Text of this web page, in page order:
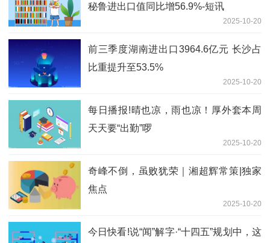
秘鲁进出口值同比增56.9%-短讯
2025-10-20
前三季度湖南进出口3964.6亿元 长沙占
比重提升至53.5%
2025-10-20
每日播报!晴也凉，雨也凉！厚外套本周
天天要“出勤”啰
2025-10-20
奇峰不倒，虽败犹荣｜湘超辉常策|独家
焦点
2025-10-20
今日快看!说“闻”解字·“十四五”规划中，这